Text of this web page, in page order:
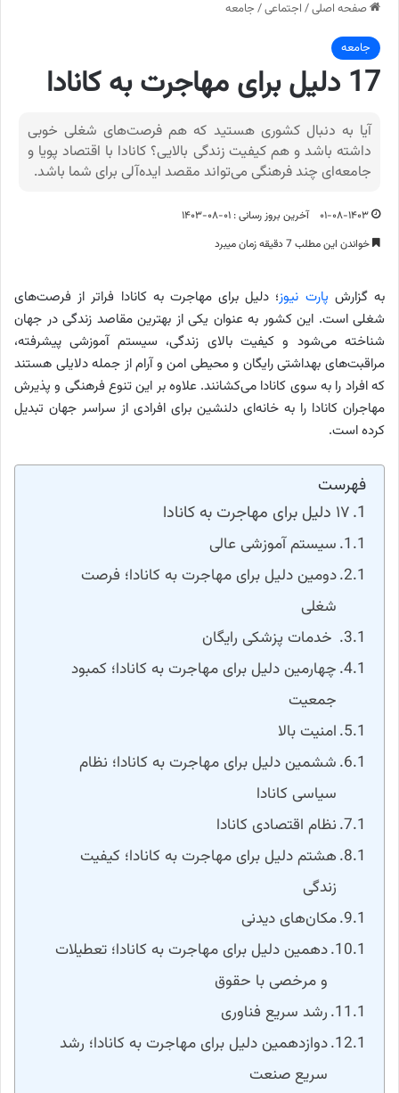
صفحه اصلی/ اجتماعی/ جامعه
جامعه
17 دلیل برای مهاجرت به کانادا
آیا به دنبال کشوری هستید که هم فرصت‌های شغلی خوبی
داشته باشد و هم کیفیت زندگی بالایی؟ کانادا با اقتصاد پویا و
جامعه‌ای چند فرهنگی می‌تواند مقصد ایده‌آلی برای شما باشد.
۰۱-۰۸-۱۴۰۳
آخرین بروز رسانی : ۰۱-۰۸-۱۴۰۳
خواندن این مطلب 7 دقیقه زمان میبرد
به گزارش پارت نیوز؛ دلیل برای مهاجرت به کانادا فراتر از فرصت‌های
شغلی است. این کشور به عنوان یکی از بهترین مقاصد زندگی در جهان
شناخته می‌شود و کیفیت بالای زندگی، سیستم آموزشی پیشرفته،
مراقبت‌های بهداشتی رایگان و محیطی امن و آرام از جمله دلایلی هستند
که افراد را به سوی کانادا می‌کشانند. علاوه بر این تنوع فرهنگی و پذیرش
مهاجران کانادا را به خانه‌ای دلنشین برای افرادی از سراسر جهان تبدیل
کرده است.
فهرست
۱۷ دلیل برای مهاجرت به کانادا
سیستم آموزشی عالی
دومین دلیل برای مهاجرت به کانادا؛ فرصت
شغلی
خدمات پزشکی رایگان
چهارمین دلیل برای مهاجرت به کانادا؛ کمبود
جمعیت
امنیت بالا
ششمین دلیل برای مهاجرت به کانادا؛ نظام
سیاسی کانادا
نظام اقتصادی کانادا
هشتم دلیل برای مهاجرت به کانادا؛ کیفیت
زندگی
مکان‌های دیدنی
دهمین دلیل برای مهاجرت به کانادا؛ تعطیلات
و مرخصی با حقوق
رشد سریع فناوری
دوازدهمین دلیل برای مهاجرت به کانادا؛ رشد
سریع صنعت